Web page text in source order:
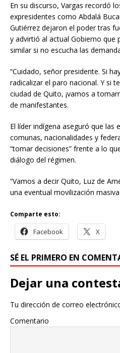
En su discurso, Vargas recordó
expresidentes como Abdalá
Gutiérrez dejaron el poder tras
y advirtió al actual Gobierno que
similar si no escucha las
“Cuidado, señor presidente. Si
radicalizar el paro nacional. Y si
ciudad de Quito, ¡vamos a
de manifestantes.
El líder indígena aseguró que
comunas, nacionalidades y
“tomar decisiones” frente a lo
diálogo del régimen.
“Vamos a decir Quito, Luz de
una eventual movilización
Comparte esto:
Facebook X
SÉ EL PRIMERO EN
Dejar una
Tu dirección de correo
Comentario